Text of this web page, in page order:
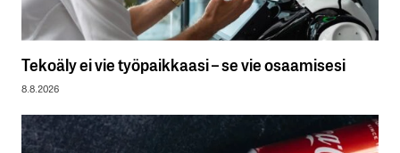
Tekoäly ei vie työpaikkaasi – se vie osaamisesi
8.8.2026